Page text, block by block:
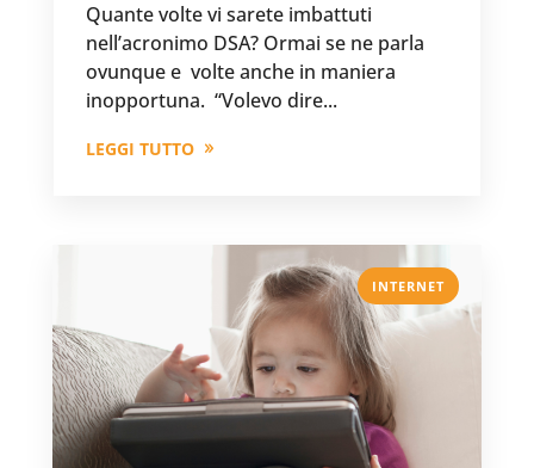
Quante volte vi sarete imbattuti
nell’acronimo DSA? Ormai se ne parla
ovunque e volte anche in maniera
inopportuna. “Volevo dire...
LEGGI TUTTO
INTERNET